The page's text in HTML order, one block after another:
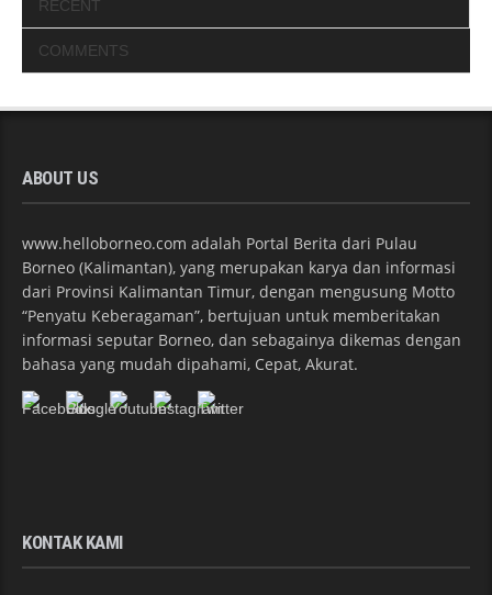
RECENT
COMMENTS
ABOUT US
www.helloborneo.com adalah Portal Berita dari Pulau
Borneo (Kalimantan), yang merupakan karya dan informasi
dari Provinsi Kalimantan Timur, dengan mengusung Motto
“Penyatu Keberagaman”, bertujuan untuk memberitakan
informasi seputar Borneo, dan sebagainya dikemas dengan
bahasa yang mudah dipahami, Cepat, Akurat.
KONTAK KAMI